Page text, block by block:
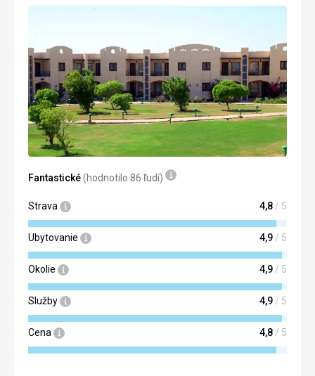
Fantastické(hodnotilo 86 ľudí)
Strava 4,8 / 5
Ubytovanie 4,9 / 5
Okolie 4,9 / 5
Služby 4,9 / 5
Cena 4,8 / 5